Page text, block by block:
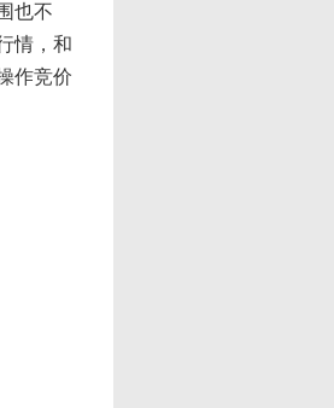
也不
情，和
作竞价